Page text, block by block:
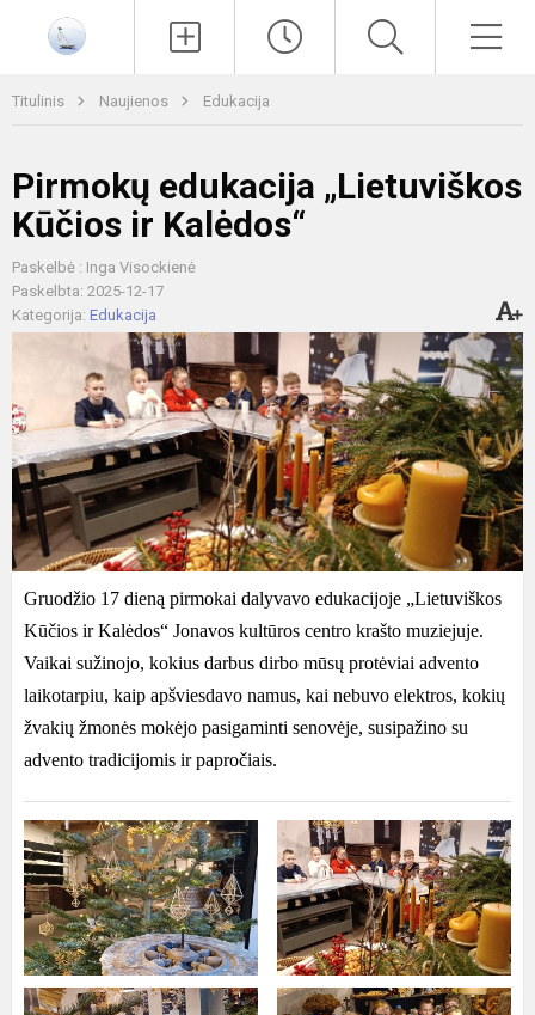
Titulinis Naujienos Edukacija
Pirmokų edukacija „Lietuviškos
Kūčios ir Kalėdos“
Paskelbė : Inga Visockienė
Paskelbta: 2025-12-17
Kategorija: Edukacija
Gruodžio 17 dieną pirmokai dalyvavo edukacijoje „Lietuviškos
Kūčios ir Kalėdos“ Jonavos kultūros centro krašto muziejuje.
Vaikai sužinojo, kokius darbus dirbo mūsų protėviai advento
laikotarpiu, kaip apšviesdavo namus, kai nebuvo elektros, kokių
žvakių žmonės mokėjo pasigaminti senovėje, susipažino su
advento tradicijomis ir papročiais.